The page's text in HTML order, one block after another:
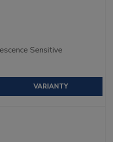
Sensitive
VARIANTY